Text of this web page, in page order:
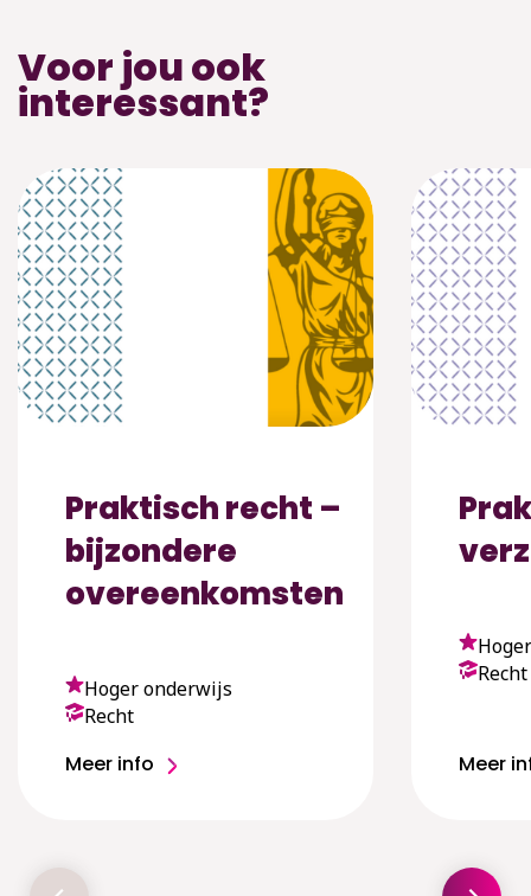
Voor jou ook
interessant?
Praktisch recht –
bijzondere
overeenkomsten
Hoger onderwijs
Recht
Meer info
Recht
Meer